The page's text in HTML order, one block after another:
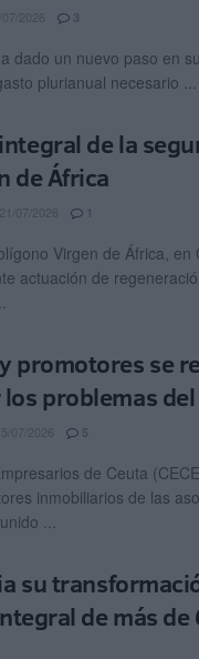
07/2026 3
dado un nuevo paso en
plurianual necesario ...
de la
de África
21/07/2026 1
Virgen de África, en
actuación de
promotores se
problemas
15/07/2026 5
de Ceuta
inmobiliarios de las
...
su
de más de